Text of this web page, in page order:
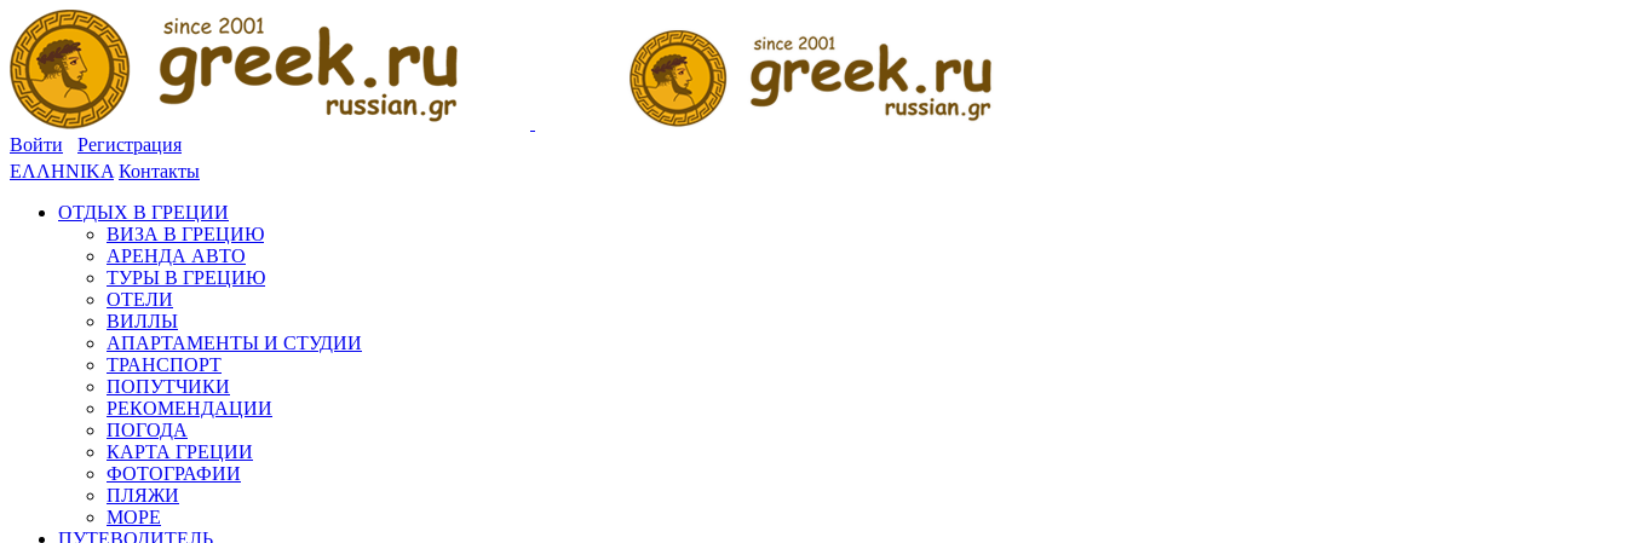
Войти
Регистрация
ΕΛΛΗΝΙΚΑ Контакты
ОТДЫХ В ГРЕЦИИ
ВИЗА В ГРЕЦИЮ
АРЕНДА АВТО
ТУРЫ В ГРЕЦИЮ
ОТЕЛИ
ВИЛЛЫ
АПАРТАМЕНТЫ И СТУДИИ
ТРАНСПОРТ
ПОПУТЧИКИ
РЕКОМЕНДАЦИИ
ПОГОДА
КАРТА ГРЕЦИИ
ФОТОГРАФИИ
ПЛЯЖИ
МОРЕ
ПУТЕВОДИТЕЛЬ